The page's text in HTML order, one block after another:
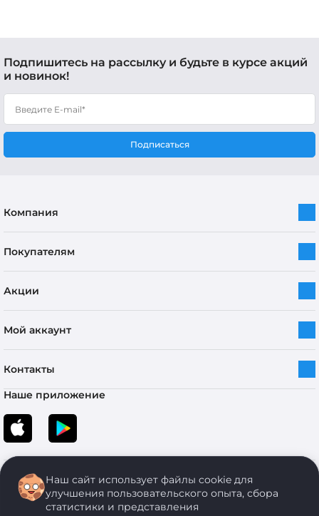
Подпишитесь на рассылку и будьте в курсе акций
и новинок!
Подписаться
Компания
Покупателям
Акции
Мой аккаунт
Контакты
Наше приложение
Наш сайт использует файлы cookie для
улучшения пользовательского опыта, сбора
статистики и представления